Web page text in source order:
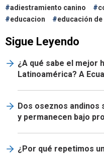
adiestramiento canino
educacion
educación
Sigue Leyendo
¿A qué sabe el mejor
Latinoamérica? A
Dos oseznos andinos
y permanecen bajo
¿Por qué repetimos